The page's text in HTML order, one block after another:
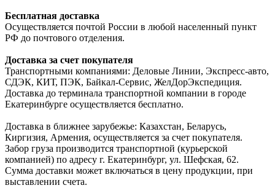
Бесплатная доставка
Осуществляется почтой России в любой населенный пункт
РФ до почтового отделения.
Доставка за счет покупателя
Транспортными компаниями: Деловые Линии, Экспресс-авто,
СДЭК, КИТ, ПЭК, Байкал-Сервис, ЖелДорЭкспедиция.
Доставка до терминала транспортной компании в городе
Екатеринбурге осуществляется бесплатно.
Доставка в ближнее зарубежье: Казахстан, Беларусь,
Киргизия, Армения, осуществляется за счет покупателя.
Забор груза производится транспортной (курьерской
компанией) по адресу г. Екатеринбург, ул. Шефская, 62.
Сумма доставки может включаться в цену продукции, при
выставлении счета.